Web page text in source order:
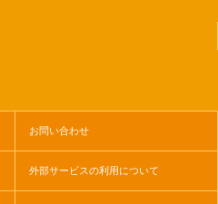
お問い合わせ
外部サービスの利用について